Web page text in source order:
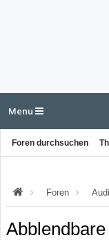
Menu
Foren durchsuchen
Foren